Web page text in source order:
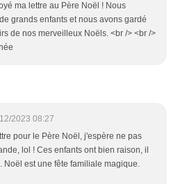
ma lettre au Père Noël ! Nous
grands enfants et nous avons gardé
de nos merveilleux Noëls. <br /> <br />
2023 08:27
pour le Père Noël, j'espère ne pas
lol ! Ces enfants ont bien raison, il
Noël est une fête familiale magique.